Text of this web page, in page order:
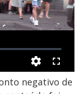
negativo de